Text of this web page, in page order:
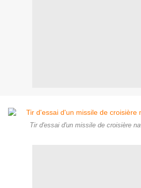
Tir d'essai d'un missile de croisière